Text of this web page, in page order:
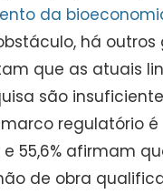
da
há outros
que as atuais
são
regulatório é
55,6% afirmam
de obra